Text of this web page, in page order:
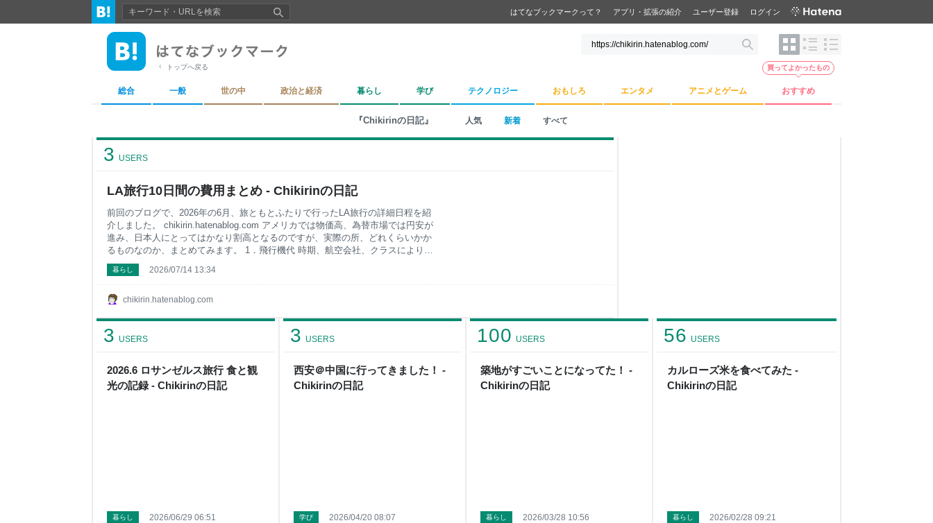
はてなブックマークって？ アプリ・拡張の紹介 ユーザー登録 ログイン
トップへ戻る
総合 一般 世の中 政治と経済 暮らし 学び テクノロジー おもしろ エンタメ アニメとゲーム おすすめ
買ってよかったもの
『Chikirinの日記』 人気 新着 すべて
LA旅行10日間の費用まとめ - Chikirinの日記
3 USERS
chikirin.hatenablog.com
前回のブログで、2026年の6月、旅ともとふたりで行ったLA旅行の詳細日程を紹
介しました。 chikirin.hatenablog.com アメリカでは物価高、為替市場では円安が
進み、日本人にとってはかなり割高となるのですが、実際の所、どれくらいかか
るものなのか、まとめてみます。 1．飛行機代 時期、航空会社、クラスによりま
すが、今は燃料サーチャージが高騰しており、東京・LA往復はエコノミーでも
20万円はかかりそうです。日系の航空会社や、夏休みなどピークシーズンだと
代 機内泊をのぞき、ホテルには 8泊しました。LAのダウンタウンに 4泊、海辺の
り、ダウンタウンのホ
暮らし 2026/07/14 13:34
2026.6 ロサンゼルス旅行 食と観
光の記録 - Chikirinの日記
3 USERS
暮らし 2026/06/29 06:51
西安＠中国に行ってきました！ -
Chikirinの日記
3 USERS
学び 2026/04/20 08:07
築地がすごいことになってた！ -
Chikirinの日記
100 USERS
暮らし 2026/03/28 10:56
カルローズ米を食べてみた -
Chikirinの日記
56 USERS
暮らし 2026/02/28 09:21